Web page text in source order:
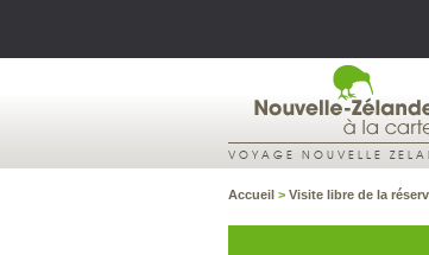
VOYAGE NOUVELLE
Accueil > Visite libre de la